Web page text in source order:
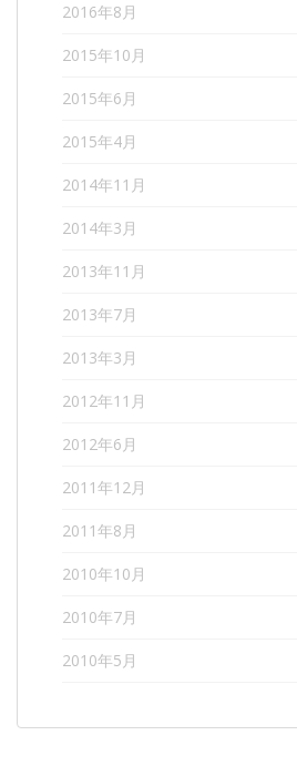
2016年8月
2015年10月
2015年6月
2015年4月
2014年11月
2014年3月
2013年11月
2013年7月
2013年3月
2012年11月
2012年6月
2011年12月
2011年8月
2010年10月
2010年7月
2010年5月